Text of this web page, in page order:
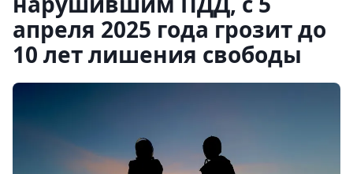
апреля 2025 года грозит до
10 лет лишения свободы